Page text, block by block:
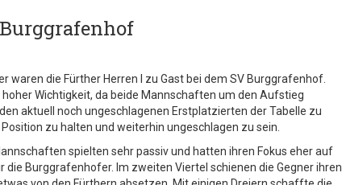
waren die Fürther Herren I zu Gast bei dem SV Burggrafenhof.
Wichtigkeit, da beide Mannschaften um den Aufstieg
aktuell noch ungeschlagenen Erstplatzierten der Tabelle zu
zu halten und weiterhin ungeschlagen zu sein.
spielten sehr passiv und hatten ihren Fokus eher auf
die Burggrafenhofer. Im zweiten Viertel schienen die Gegner ihren